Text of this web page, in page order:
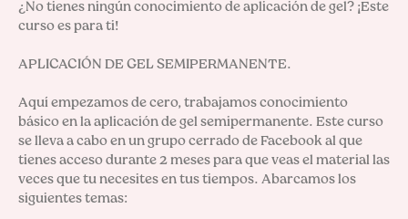
¿No tienes ningún conocimiento de aplicación de gel? ¡Este
curso es para ti!
APLICACIÓN DE GEL SEMIPERMANENTE.
Aquí empezamos de cero, trabajamos conocimiento
básico en la aplicación de gel semipermanente. Este curso
se lleva a cabo en un grupo cerrado de Facebook al que
tienes acceso durante 2 meses para que veas el material las
veces que tu necesites en tus tiempos. Abarcamos los
siguientes temas: